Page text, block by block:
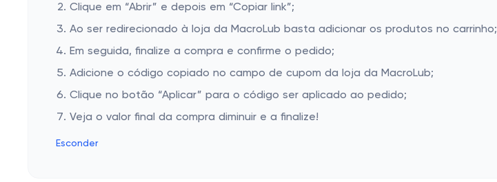
Clique em “Abrir” e depois em “Copiar link”;
Ao ser redirecionado à loja da MacroLub basta adicionar os produtos no carrinho;
Em seguida, finalize a compra e confirme o pedido;
Adicione o código copiado no campo de cupom da loja da MacroLub;
Clique no botão “Aplicar” para o código ser aplicado ao pedido;
Veja o valor final da compra diminuir e a finalize!
Esconder